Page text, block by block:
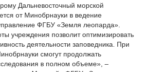
Дальневосточный морской
от Минобрнауки в ведение
ФГБУ «Земля леопарда».
учреждения позволит оптимизировать
деятельности заповедника. При
смогут продолжать
в полном объеме», –